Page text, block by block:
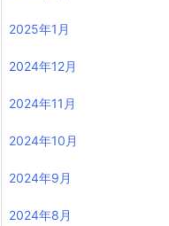
2025年1月
2024年12月
2024年11月
2024年10月
2024年9月
2024年8月